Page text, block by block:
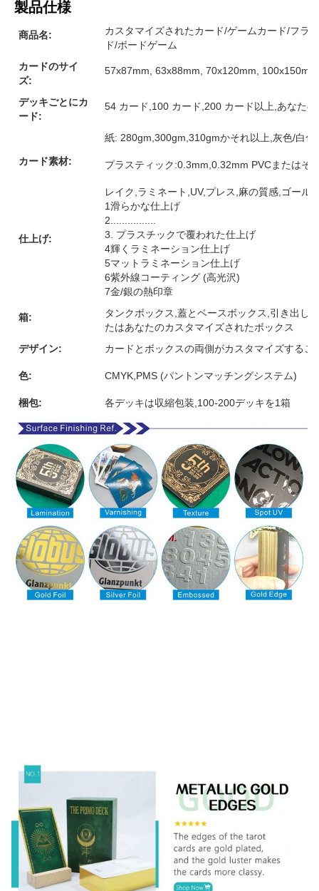
製品仕様
商品名:
カスタマイズされたカード/ゲームカード/フラ
ド/ボードゲーム
カードのサイ
ズ:
57x87mm, 63x88mm, 70x120mm,
デッキごとにカ
ード:
54 カード,100 カード,200 カード以上,あなた
カード素材:
紙: 280gm,300gm,310gmかそれ以上,灰色/白
プラスティック:0.3mm,0.32mm PVCまたはそ
仕上げ:
レイク,ラミネート,UV,プレス,麻の質感,ゴール
1滑らかな仕上げ
2................
3. プラスチックで覆われた仕上げ
4輝くラミネーション仕上げ
5マットラミネーション仕上げ
6紫外線コーティング (高光沢)
7金/銀の熱印章
箱:
タンクボックス,蓋とベースボックス,引き出し
たはあなたのカスタマイズされたボックス
デザイン:
カードとボックスの両側がカスタマイズするこ
色: CMYK,PMS (パントンマッチングシステム)
梱包: 各デッキは収縮包装,100-200デッキを1箱